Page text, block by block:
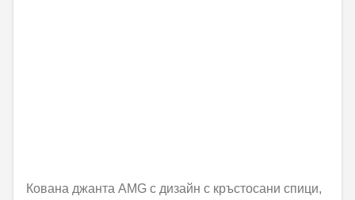
Кована джанта AMG с дизайн с кръстосани спици,